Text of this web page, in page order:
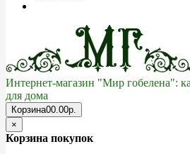
Интернет-магазин "Мир гобелена":
для дома
Корзина00.00р.
×
Корзина покупок